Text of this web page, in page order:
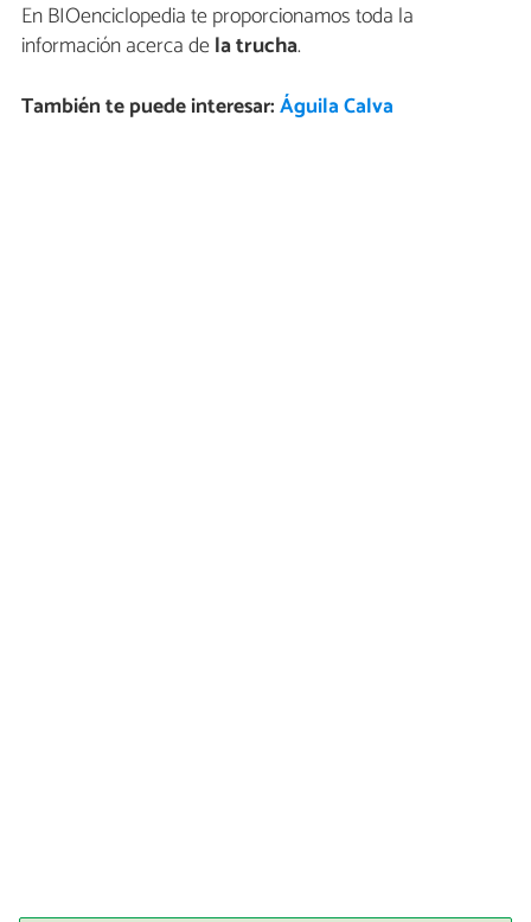
En BIOenciclopedia te proporcionamos toda la
información acerca dela trucha.
También te puede interesar:Águila Calva